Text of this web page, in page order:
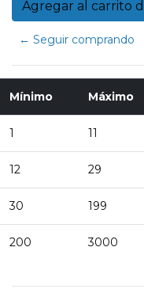
← Seguir comprando
Mínimo Máximo
1 11
12 29
30 199
200 3000